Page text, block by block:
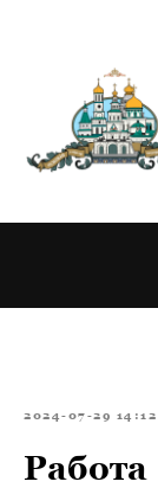
2024-07-29 14:12
Работа